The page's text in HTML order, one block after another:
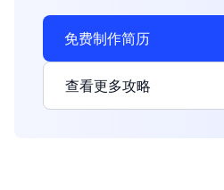
免费制作简历
查看更多攻略